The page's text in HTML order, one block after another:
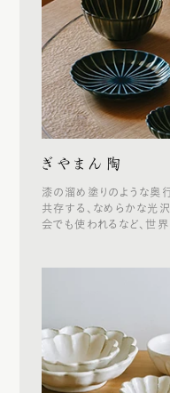
ぎやまん陶
漆の溜め塗りのような奥
共存する、なめらかな光
会でも使われるなど、世